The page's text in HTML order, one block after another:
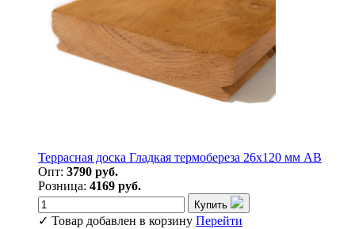
Террасная доска Гладкая термобереза 26х120 мм АВ
Опт: 3790 руб.
Розница: 4169 руб.
Купить
✓ Товар добавлен в корзину Перейти